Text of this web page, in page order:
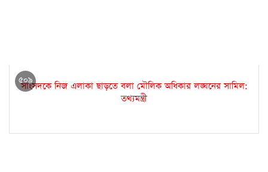
৫০৯
সাংসদকে নিজ এলাকা ছাড়তে বলা মৌলিক অধিকার লঙ্ঘনের সামিল:
তথ্যমন্ত্রী